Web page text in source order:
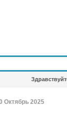
Октябрь 2025